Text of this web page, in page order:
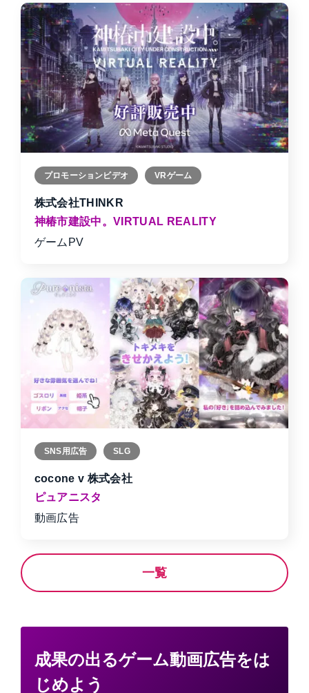
プロモーションビデオ VRゲーム
株式会社THINKR
神椿市建設中。VIRTUAL REALITY
ゲームPV
SNS用広告 SLG
cocone v 株式会社
ピュアニスタ
動画広告
一覧
成果の出るゲーム動画広告をは
じめよう